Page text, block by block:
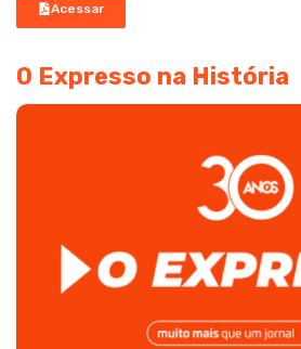
Acessar
O Expresso na História